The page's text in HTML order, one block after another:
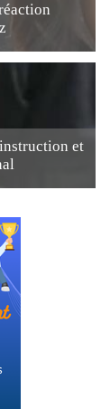
et